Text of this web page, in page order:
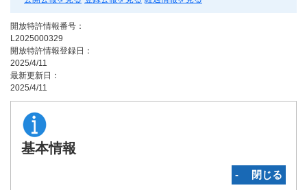
開放特許情報番号：
L2025000329
開放特許情報登録日：
2025/4/11
最新更新日：
2025/4/11
基本情報
‐ 閉じる